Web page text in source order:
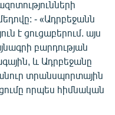
- «Ադրբեջանն
է ցուցաբերում. այս
բարդության
և Ադրբեջանը
տրանսպորտային
որպես հիմնական